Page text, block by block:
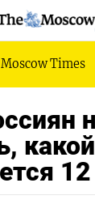
Times